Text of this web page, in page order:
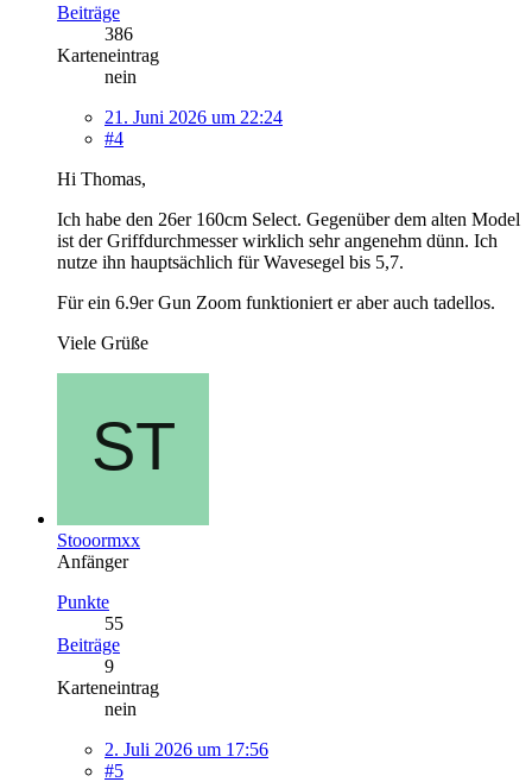
Beiträge
386
Karteneintrag
nein
21. Juni 2026 um 22:24
#4
Hi Thomas,
Ich habe den 26er 160cm Select. Gegenüber dem alten Model
ist der Griffdurchmesser wirklich sehr angenehm dünn. Ich
nutze ihn hauptsächlich für Wavesegel bis 5,7.
Für ein 6.9er Gun Zoom funktioniert er aber auch tadellos.
Viele Grüße
Stooormxx
Anfänger
Punkte
55
Beiträge
9
Karteneintrag
nein
2. Juli 2026 um 17:56
#5